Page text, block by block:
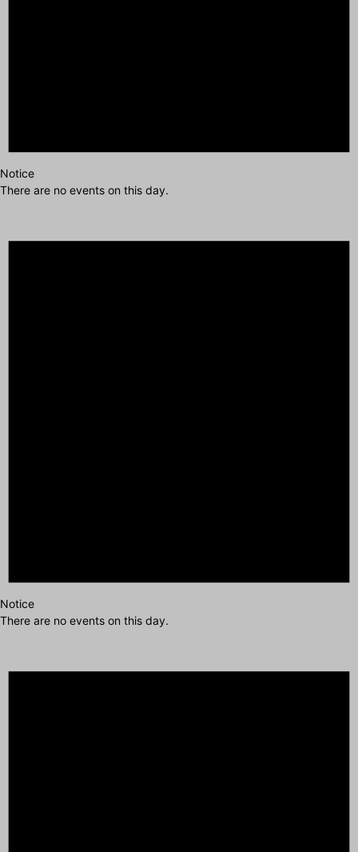
Notice
There are no events on this day.
Notice
There are no events on this day.